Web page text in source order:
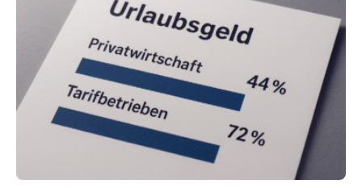
Berlin starteten in 2024 die meisten Personen in eine
eigene freiberufliche Existenz, dahinter folgten die
Städte Hamburg, München und Köln. Betrachtet man
hingegen die Existenzgründungsintensität – die Anzahl
der freiberuflichen Gründungen je…